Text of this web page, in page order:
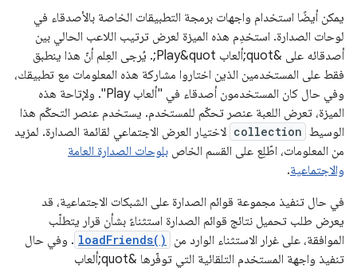
يمكن أيضًا استخدام واجهات برمجة التطبيقات الخاصة بالأصدقاء في
لوحات الصدارة. استخدِم هذه الميزة لعرض ترتيب اللاعب الحالي بين
أصدقائه على &quot;ألعاب Play&quot;. يُرجى العِلم أنّ هذا ينطبق
فقط على المستخدمين الذين اختاروا مشاركة هذه المعلومات مع تطبيقك،
وفي حال كان المستخدمون أصدقاء في "ألعاب Play". ولإتاحة هذه
الميزة، تعرض اللعبة عنصر تحكّم للمستخدم. يستخدم عنصر التحكّم هذا
الوسيط collection لاختيار العرض الاجتماعي لقائمة الصدارة. لمزيد
من المعلومات، اطّلِع على القسم الخاص بلوحات الصدارة العامة
والاجتماعية.
في حال تنفيذ مجموعة قوائم الصدارة على الشبكات الاجتماعية، قد
يعرض طلب تحميل نتائج قوائم الصدارة استثناءً بشأن قرار يتطلّب
الموافقة، على غرار الاستثناء الوارد من
loadFriends() . وفي حال
تنفيذ واجهة المستخدم التلقائية التي توفّرها &quot;ألعاب